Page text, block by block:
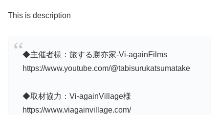
This is description
◆主催者様：旅する勝亦家-Vi-againFilms
https://www.youtube.com/@tabisurukatsumatake
◆取材協力：Vi-againVillage様
https://www.viagainvillage.com/